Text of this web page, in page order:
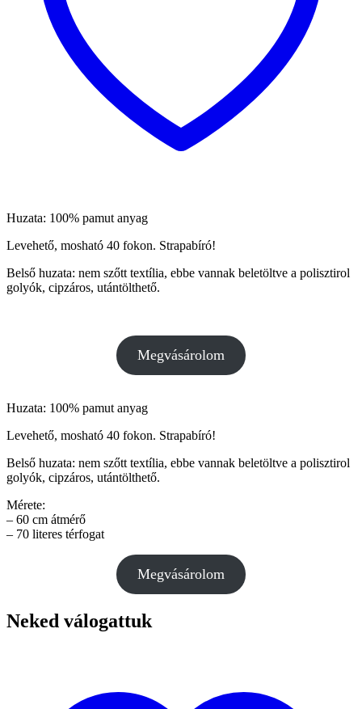
Huzata: 100% pamut anyag
Levehető, mosható 40 fokon. Strapabíró!
Belső huzata: nem szőtt textília, ebbe vannak beletöltve a polisztirol
golyók, cipzáros, utántölthető.
Megvásárolom
Huzata: 100% pamut anyag
Levehető, mosható 40 fokon. Strapabíró!
Belső huzata: nem szőtt textília, ebbe vannak beletöltve a polisztirol
golyók, cipzáros, utántölthető.
Mérete:
– 60 cm átmérő
– 70 literes térfogat
Megvásárolom
Neked válogattuk